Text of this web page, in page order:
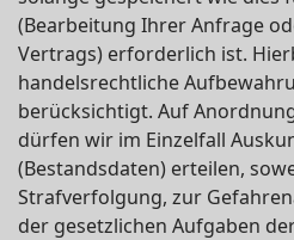
(Bearbeitung Ihrer Anfrage
Vertrags) erforderlich ist.
handelsrechtliche
berücksichtigt. Auf
dürfen wir im Einzelfall
(Bestandsdaten) erteilen,
Strafverfolgung, zur
der gesetzlichen Aufgaben